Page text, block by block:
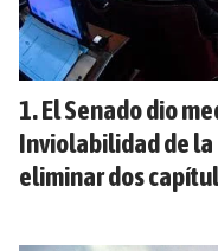
El Senado dio
Inviolabilidad de
eliminar dos